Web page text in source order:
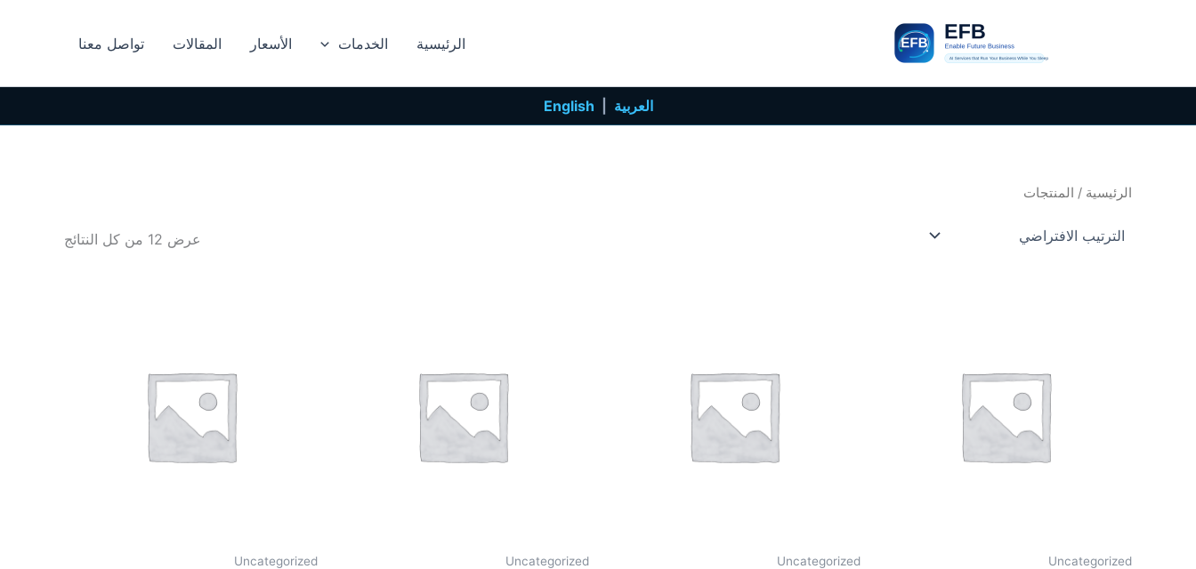
الرئيسية الخدمات الأسعار المقالات تواصل معنا
العربية English
الرئيسية / المنتجات
عرض ⁦12⁩ من كل النتائج
Uncategorized
Uncategorized
Uncategorized
Uncategorized